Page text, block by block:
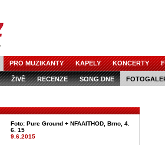
PRO MUZIKANTY KAPELY KONCERTY
ŽIVĚ RECENZE SONG DNE
Foto: Pure Ground + NFAAITHOD, Brno, 4.
6. 15
9.6.2015